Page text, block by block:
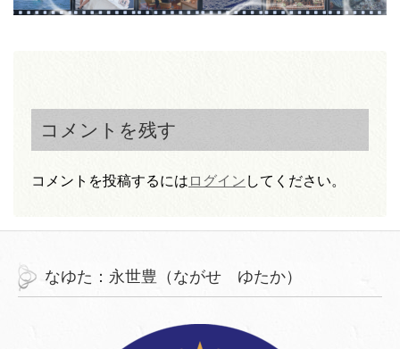
コメントを残す
コメントを投稿するには ログイン してください。
なゆた：永世豊（ながせ ゆたか）